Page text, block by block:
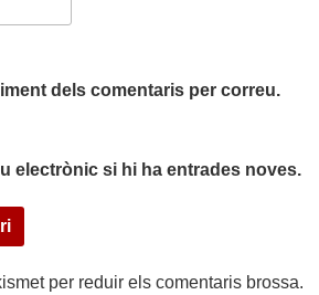
dels comentaris per correu.
electrònic si hi ha entrades noves.
per reduir els comentaris brossa.